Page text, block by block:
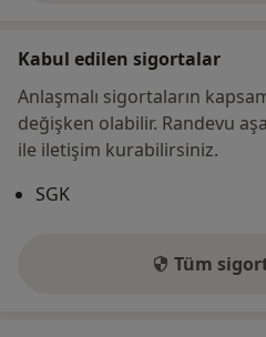
Kabul edilen sigortalar
Anlaşmalı sigortaların
değişken olabilir. Randevu
ile iletişim kurabilirsiniz.
SGK
Tüm